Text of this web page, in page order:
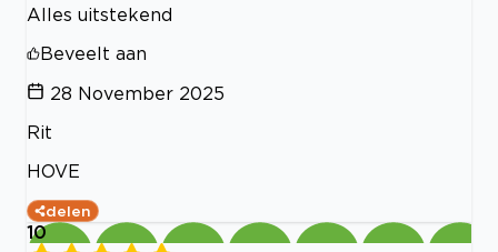
Alles uitstekend
Beveelt aan
28 November 2025
Rit
HOVE
delen
10